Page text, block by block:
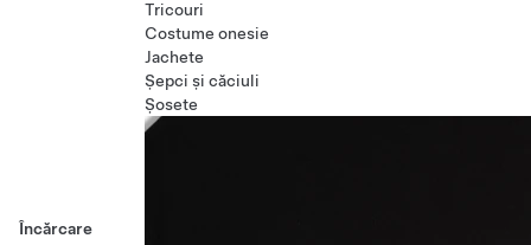
Încărcare
Tricouri
Costume onesie
Jachete
Șepci și căciuli
Șosete